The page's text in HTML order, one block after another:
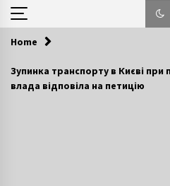
Читають зараз
На Київському
Home
Зупинка транспорту в Києві при
влада відповіла на петицію